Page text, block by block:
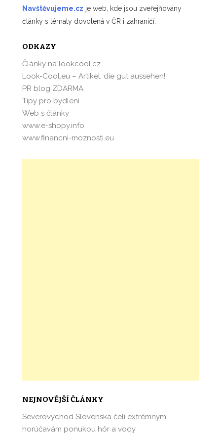
Navštěvujeme.cz je web, kde jsou zveřejňovány
články s tématy dovolená v ČR i zahraničí.
ODKAZY
Články na lookcool.cz
Look-Cool.eu – Artikel, die gut aussehen!
PR blog ZDARMA
Tipy pro bydlení
Web s články
www.e-shopy.info
www.financni-moznosti.eu
NEJNOVĚJŠÍ ČLÁNKY
Severovýchod Slovenska čelí extrémnym
horúčavám ponukou hôr a vody